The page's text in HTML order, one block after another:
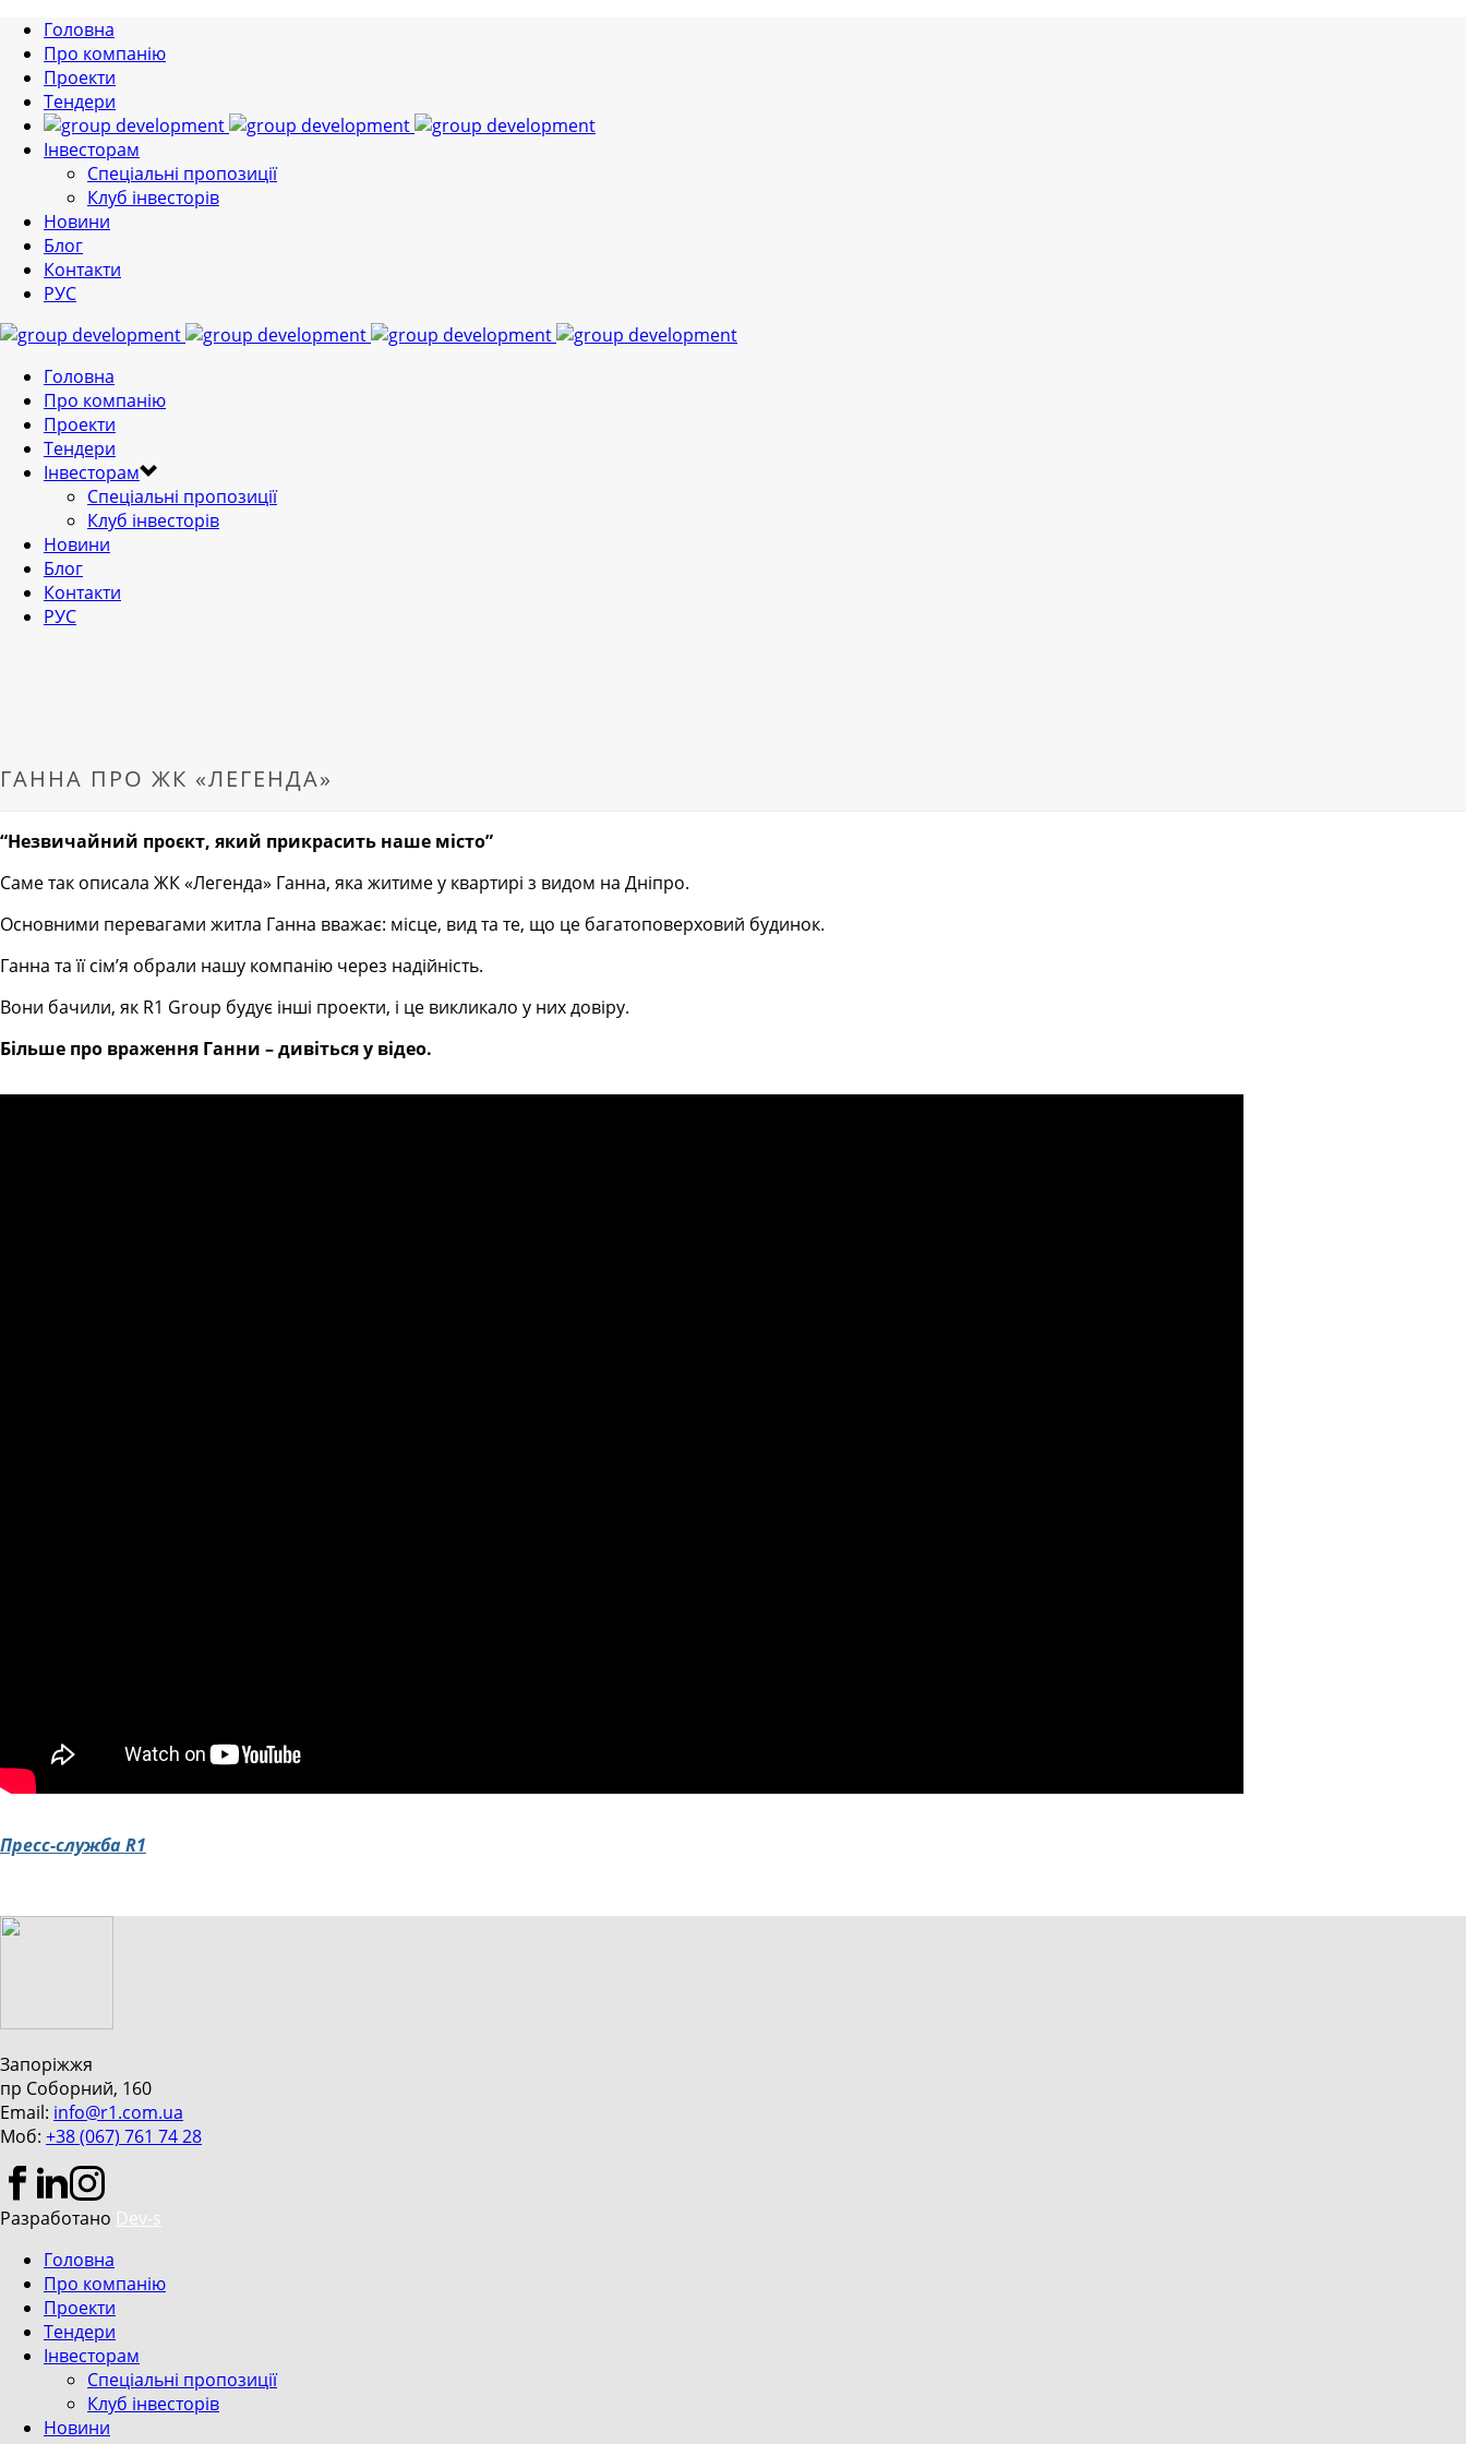
Головна
Про компанію
Проекти
Тендери
Інвесторам
Спеціальні пропозиції
Клуб інвесторів
Новини
Блог
Контакти
РУС
Головна
Про компанію
Проекти
Тендери
Інвесторам
Спеціальні пропозиції
Клуб інвесторів
Новини
Блог
Контакти
РУС
ГАННА ПРО ЖК «ЛЕГЕНДА»
“Незвичайний проєкт, який прикрасить наше місто”
Саме так описала ЖК «Легенда» Ганна, яка житиме у квартирі з видом на Дніпро.
Основними перевагами житла Ганна вважає: місце, вид та те, що це багатоповерховий будинок.
Ганна та її сім’я обрали нашу компанію через надійність.
Вони бачили, як R1 Group будує інші проекти, і це викликало у них довіру.
Більше про враження Ганни – дивіться у відео.
Пресс-служба R1
Запоріжжя
пр Соборний, 160
Email: info@r1.com.ua
Моб: +38 (067) 761 74 28
Разработано Dev-s
Головна
Про компанію
Проекти
Тендери
Інвесторам
Спеціальні пропозиції
Клуб інвесторів
Новини